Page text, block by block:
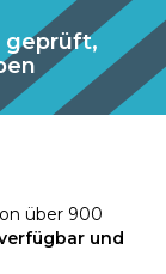
geprüft,
über 900
und